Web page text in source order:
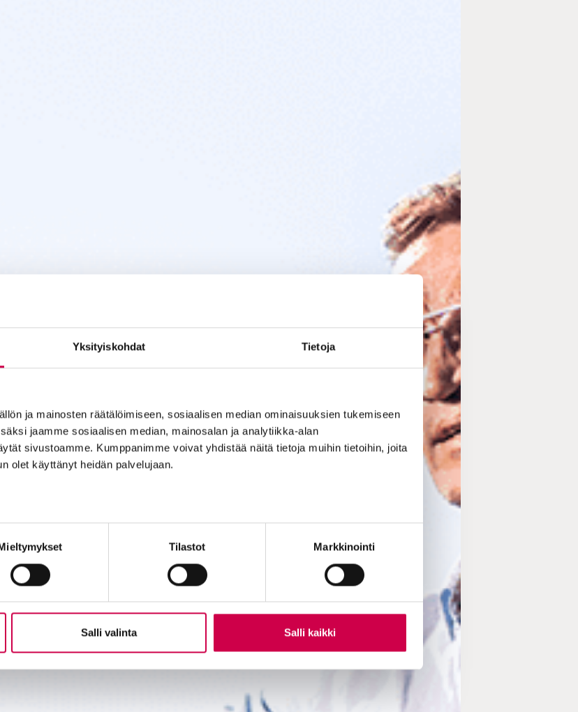
Yksityiskohdat Tietoja
ja mainosten räätälöimiseen, sosiaalisen median ominaisuuksien tukemiseen
jaamme sosiaalisen median, mainosalan ja analytiikka-alan
sivustoamme. Kumppanimme voivat yhdistää näitä tietoja muihin tietoihin, joita
olet käyttänyt heidän palvelujaan.
Tilastot Markkinointi
Salli valinta Salli kaikki